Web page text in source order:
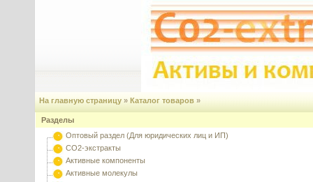
На главную страницу » Каталог товаров »
Разделы
Оптовый раздел (Для юридических лиц и ИП)
CO2-экстракты
Активные компоненты
Активные молекулы